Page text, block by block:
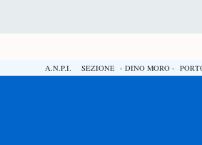
A.N.P.I. SEZIONE - DINO MORO -